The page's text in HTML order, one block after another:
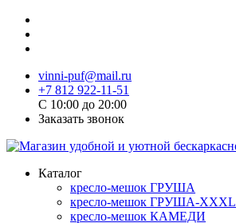
vinni-puf@mail.ru
+7 812 922-11-51
C 10:00 до 20:00
Заказать звонок
Каталог
кресло-мешок ГРУША
кресло-мешок ГРУША-XXXL
кресло-мешок КАМЕДИ